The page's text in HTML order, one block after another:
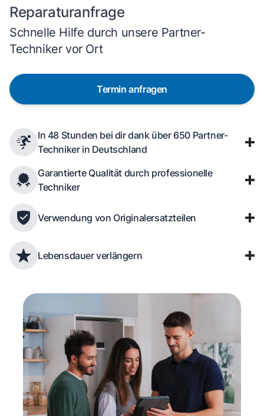
Reparaturanfrage
Schnelle Hilfe durch unsere Partner-
Techniker vor Ort
Termin anfragen
In 48 Stunden bei dir dank über 650 Partner-
Techniker in Deutschland
Garantierte Qualität durch professionelle
Techniker
Verwendung von Originalersatzteilen
Lebensdauer verlängern